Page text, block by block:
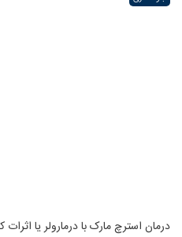
درمان استرچ مارک با درمارولر یا